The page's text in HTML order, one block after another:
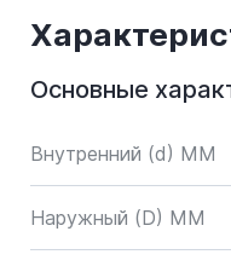
Основные
Внутренний (d) ММ
Наружный (D) ММ